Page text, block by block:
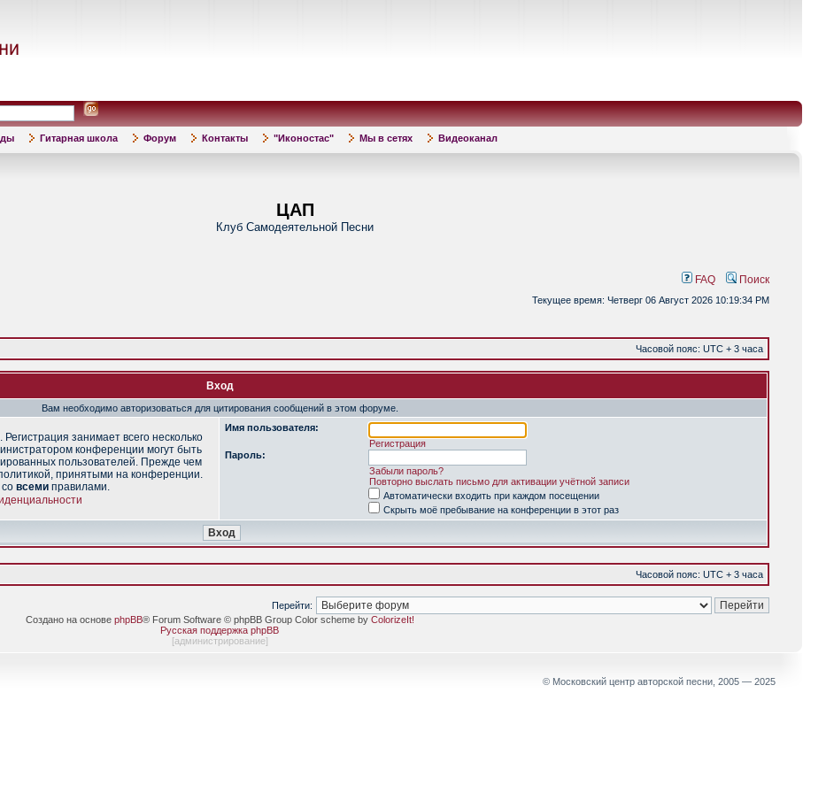
Гитарная школа Форум Контакты "Иконостас" Мы в сетях Видеоканал
ЦАП
Клуб Самодеятельной Песни
FAQ Поиск
Текущее время: Четверг 06 Август 2026 10:19:34 PM
Часовой пояс: UTC + 3 часа
Вход
Вам необходимо авторизоваться для цитирования сообщений в этом форуме.
занимает всего несколько
конференции могут быть
пользователей. Прежде чем
принятыми на конференции.
всеми правилами.
Имя пользователя:
Регистрация
Пароль:
Забыли пароль?
Повторно выслать письмо для активации учётной записи
Автоматически входить при каждом посещении
Скрыть моё пребывание на конференции в этот раз
Часовой пояс: UTC + 3 часа
Перейти:
Создано на основе phpBB® Forum Software © phpBB Group Color scheme by ColorizeIt!
Русская поддержка phpBB
[администрирование]
© Московский центр авторской песни, 2005 — 2025